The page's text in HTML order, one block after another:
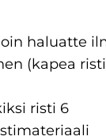
haluatte
(kapea
risti 6